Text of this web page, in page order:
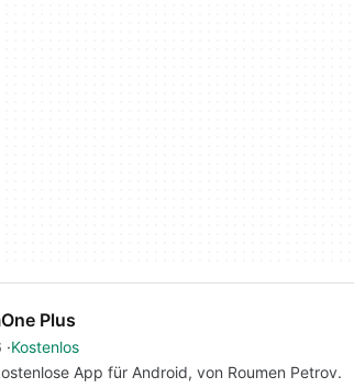
Plus
Kostenlos
App für Android, von Roumen Petrov.